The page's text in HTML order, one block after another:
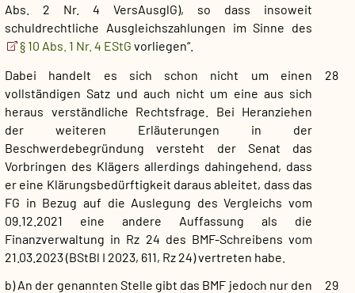
Abs. 2 Nr. 4 VersAusglG), so dass insoweit
schuldrechtliche Ausgleichszahlungen im Sinne des
§ 10 Abs. 1 Nr. 4 EStGvorliegen“.
28
Dabei handelt es sich schon nicht um einen
vollständigen Satz und auch nicht um eine aus sich
heraus verständliche Rechtsfrage. Bei Heranziehen
der weiteren Erläuterungen in der
Beschwerdebegründung versteht der Senat das
Vorbringen des Klägers allerdings dahingehend, dass
er eine Klärungsbedürftigkeit daraus ableitet, dass das
FG in Bezug auf die Auslegung des Vergleichs vom
09.12.2021 eine andere Auffassung als die
Finanzverwaltung in Rz 24 des BMF-Schreibens vom
21.03.2023 (BStBl I 2023, 611, Rz 24) vertreten habe.
29
b) An der genannten Stelle gibt das BMF jedoch nur den